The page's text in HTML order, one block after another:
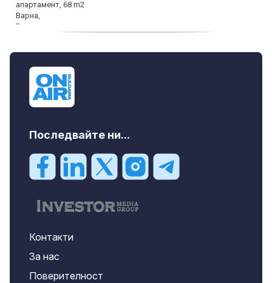
Последвайте ни...
Контакти
За нас
Поверителност